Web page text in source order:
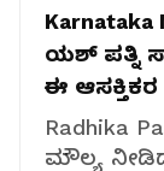
Karnataka
ಯಶ್ ಪತ್ನಿ
ಈ ಆಸಕ್ತಿಕರ
Radhika
ಮೌಲ್ಯ